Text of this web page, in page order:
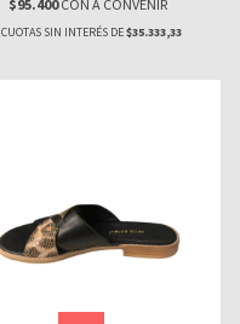
$95.400CON A CONVENIR
CUOTAS SIN INTERÉS DE$35.333,33